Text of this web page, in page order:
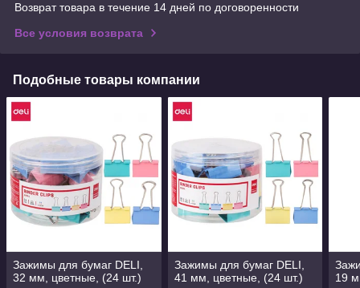
Возврат товара в течение 14 дней по договоренности
Все условия возврата
Подобные товары компании
Зажимы для бумаг DELI,
32 мм, цветные, (24 шт.)
Зажимы для бумаг DELI,
41 мм, цветные, (24 шт.)
19